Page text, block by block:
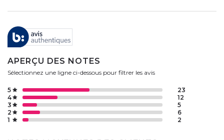
APERÇU DES NOTES
Sélectionnez une ligne ci-dessous pour filtrer les avis
1 2
2 6
3 5
4 12
5 23